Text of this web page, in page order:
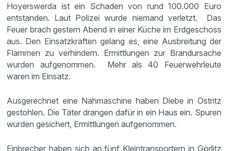
Hoyerswerda ist ein Schaden von rund 100.000 Euro
entstanden. Laut Polizei wurde niemand verletzt. Das
Feuer brach gestern Abend in einer Küche im Erdgeschoss
aus. Den Einsatzkräften gelang es, eine Ausbreitung der
Flammen zu verhindern. Ermittlungen zur Brandursache
wurden aufgenommen. Mehr als 40 Feuerwehrleute
waren im Einsatz.
Ausgerechnet eine Nähmaschine haben Diebe in Ostritz
gestohlen. Die Täter drangen dafür in ein Haus ein. Spuren
wurden gesichert, Ermittlungen aufgenommen.
Einbrecher haben sich an fünf Kleintransportern in Görlitz